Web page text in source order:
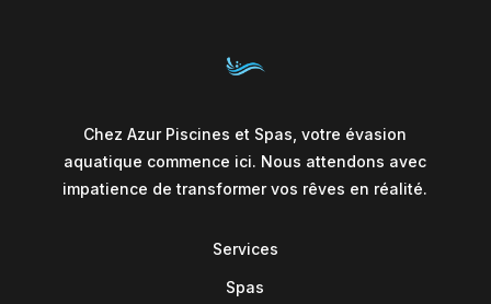
Chez Azur Piscines et Spas, votre évasion
aquatique commence ici. Nous attendons avec
impatience de transformer vos rêves en réalité.
Services
Spas